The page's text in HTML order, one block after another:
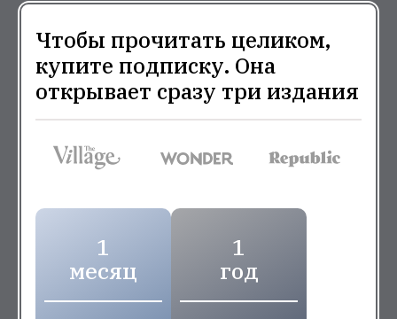
Чтобы прочитать целиком,
купите подписку. Она
открывает сразу три издания
1
месяц
1
год